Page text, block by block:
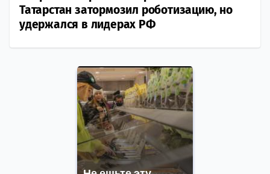
Татарстан затормозил роботизацию, но
удержался в лидерах РФ